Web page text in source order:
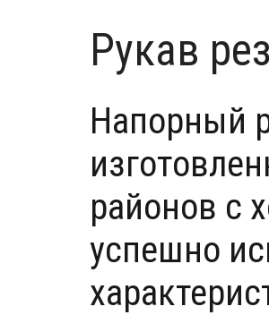
Рукав
Напорный
районов с
успешно